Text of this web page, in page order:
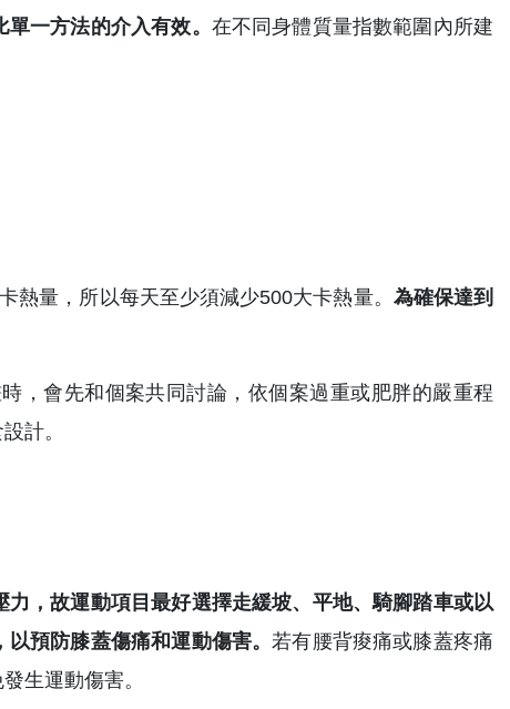
一方法的介入有效。 在不同身體質量指數範圍內所建
熱量，所以每天至少須減少500大卡熱量。 為確保達到
，會先和個案共同討論，依個案過重或肥胖的嚴重程
計。
，故運動項目最好選擇走緩坡、平地、騎腳踏車或以
預防膝蓋傷痛和運動傷害。 若有腰背痠痛或膝蓋疼痛
生運動傷害。